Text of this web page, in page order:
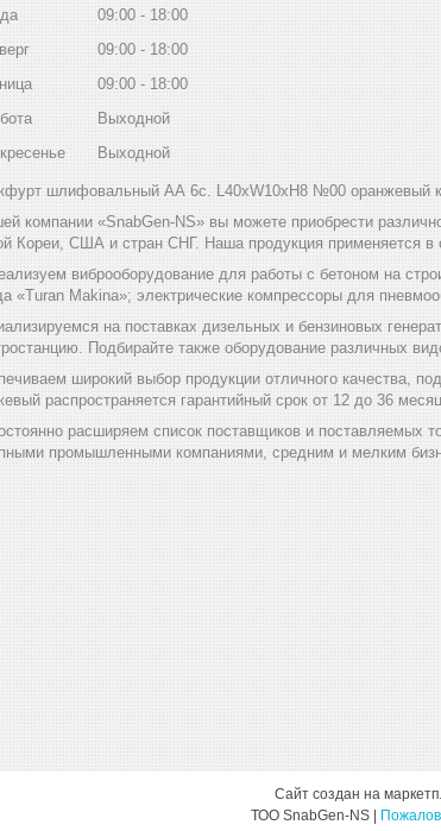
09:00
18:00
09:00
18:00
09:00
18:00
Выходной
Выходной
шлифовальный АА 6с. L40xW10xH8 №00 оранжевый
компании «SnabGen-NS» вы можете приобрести
Кореи, США и стран СНГ. Наша продукция применяется в
виброоборудование для работы с бетоном на
«Turan Makina»; электрические компрессоры для
на поставках дизельных и бензиновых
Подбирайте также оборудование различных
широкий выбор продукции отличного качества,
распространяется гарантийный срок от 12 до 36
расширяем список поставщиков и поставляемых
промышленными компаниями, средним и мелким
Сайт создан на
ТОО SnabGen-NS |